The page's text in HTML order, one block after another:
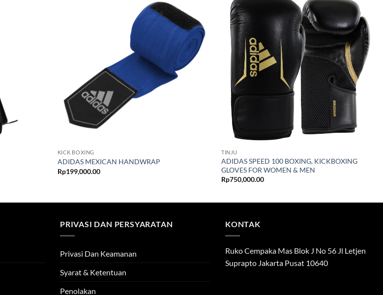
KICK BOXING
ADIDAS MEXICAN HANDWRAP
Rp199,000.00
TINJU
ADIDAS SPEED 100 BOXING, KICKBOXING
GLOVES FOR WOMEN & MEN
Rp750,000.00
PRIVASI DAN PERSYARATAN
Privasi Dan Keamanan
Syarat & Ketentuan
Penolakan
KONTAK
Ruko Cempaka Mas Blok J No 56 Jl Letjen
Suprapto Jakarta Pusat 10640